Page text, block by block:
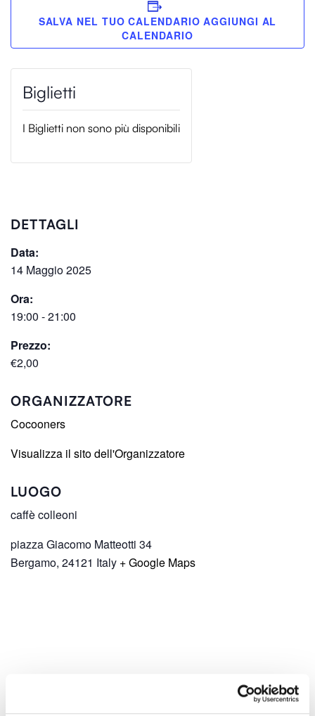
SALVA NEL TUO CALENDARIO
DETTAGLI
Data:
14 Maggio 2025
Ora:
19:00 - 21:00
Prezzo:
€2,00
ORGANIZZATORE
Cocooners
Visualizza il sito dell'Organizzatore
LUOGO
caffè colleoni
piazza Giacomo Matteotti 34
Bergamo, 24121 Italy + Google Maps
I Biglietti non sono più disponibili